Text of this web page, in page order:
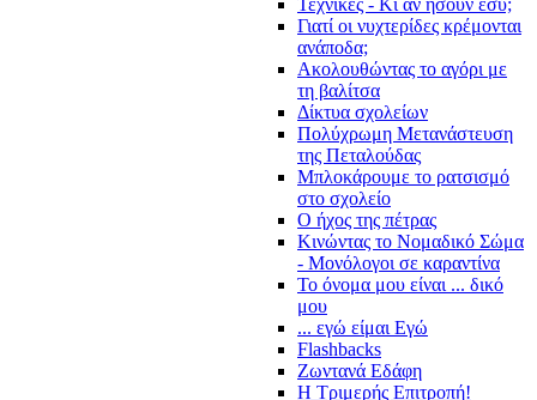
Τεχνικές - Κι αν ήσουν εσύ;
Γιατί οι νυχτερίδες κρέμονται
ανάποδα;
Ακολουθώντας το αγόρι με
τη βαλίτσα
Δίκτυα σχολείων
Πολύχρωμη Μετανάστευση
της Πεταλούδας
Μπλοκάρουμε το ρατσισμό
στο σχολείο
Ο ήχος της πέτρας
Κινώντας το Νομαδικό Σώμα
- Μονόλογοι σε καραντίνα
Το όνομα μου είναι ... δικό
μου
... εγώ είμαι Εγώ
Flashbacks
Ζωντανά Εδάφη
Η Τριμερής Επιτροπή!